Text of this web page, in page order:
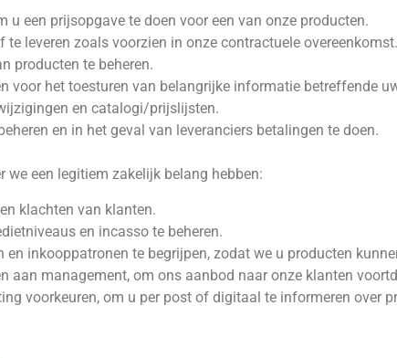
u een prijsopgave te doen voor een van onze producten.
te leveren zoals voorzien in onze contractuele overeenkomst.
producten te beheren.
voor het toesturen van belangrijke informatie betreffende
en catalogi/prijslijsten.
en in het geval van leveranciers betalingen te doen.
we een legitiem zakelijk belang hebben:
klachten van klanten.
en incasso te beheren.
en inkooppatronen te begrijpen, zodat we u producten
aan management, om ons aanbod naar onze klanten
voorkeuren, om u per post of digitaal te informeren over